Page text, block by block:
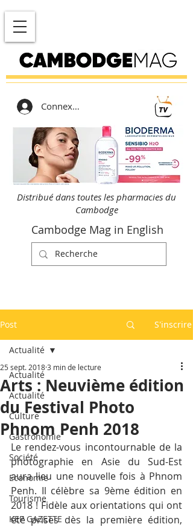
Connexion
Distribué dans toutes les pharmacies du
Cambodge
Cambodge Mag in English
Post S'inscrire
Actualité
Actualité
Culture
Gastronomie
Société
Economie
Tourisme
KEP GAZETTE
Actualité
Arts : Neuvième édition
du Festival Photo
Phnom Penh 2018
25 sept. 20183 min de lecture
Le rendez-vous incontournable de la
photographie en Asie du Sud-Est
aura lieu une nouvelle fois à Phnom
Penh. Il célèbre sa 9ème édition en
2018 ! Fidèle aux orientations qui ont
été prises dès la première édition,